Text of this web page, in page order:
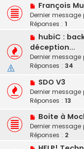
François
Dernier message
Réponses : 1
hubiC :
déception...
Dernier message
Réponses : 34
SDO V3
Dernier message
Réponses : 13
Boite à
Dernier message
Réponses : 2